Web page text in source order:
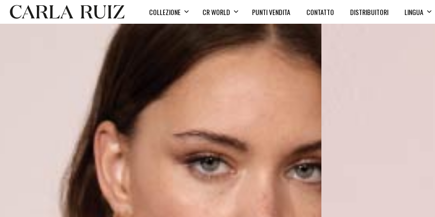
COLLEZIONE CR WORLD PUNTI VENDITA CONTATTO DISTRIBUITORI LINGUA